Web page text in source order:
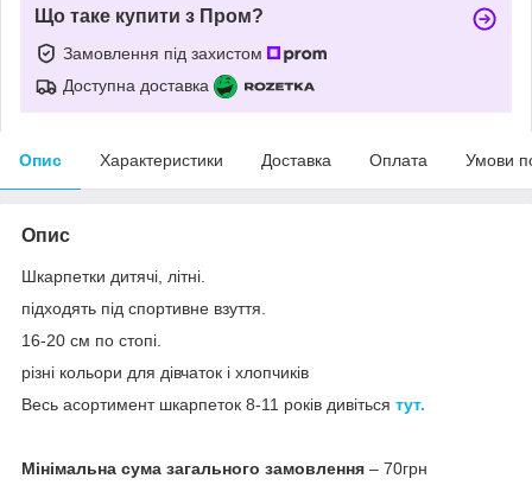
Що таке купити з Пром?
Замовлення під захистом
Доступна доставка
Опис Характеристики Доставка Оплата Умови
Опис
Шкарпетки дитячі, літні.
підходять під спортивне взуття.
16-20 см по стопі.
різні кольори для дівчаток і хлопчиків
Весь асортимент шкарпеток 8-11 років дивіться тут.
Мінімальна сума загального замовлення – 70грн